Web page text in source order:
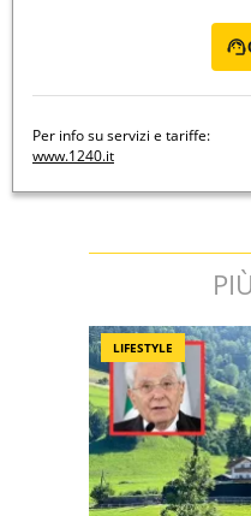
Per info su servizi e tariffe:
www.1240.it
LIFESTYLE